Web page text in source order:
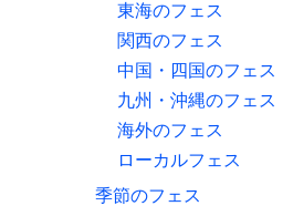
東海のフェス
関西のフェス
中国・四国のフェス
九州・沖縄のフェス
海外のフェス
ローカルフェス
季節のフェス